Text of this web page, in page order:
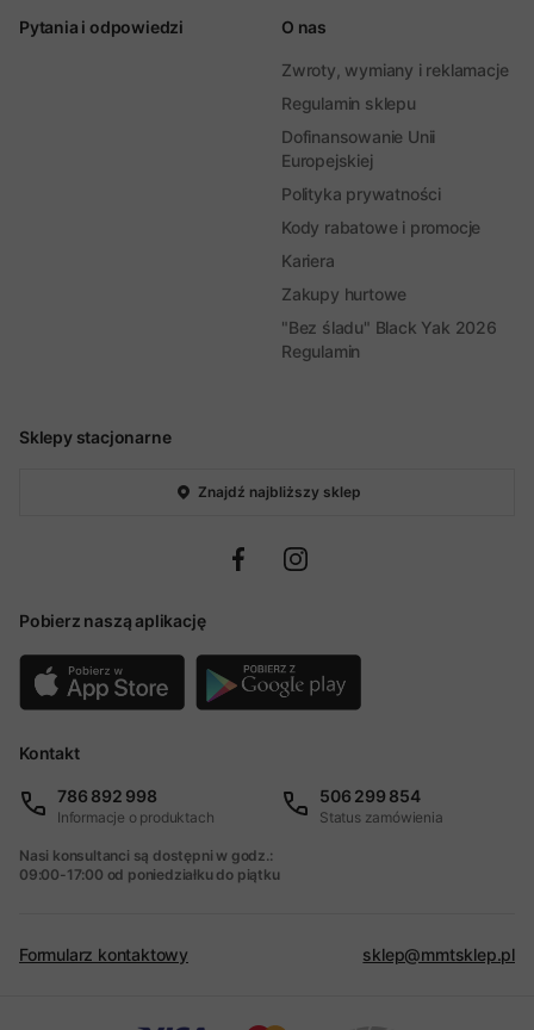
Sklepy stacjonarne
Znajdź najbliższy sklep
Pobierz naszą aplikację
Pytania i odpowiedzi O nas
Zwroty, wymiany i reklamacje
Regulamin sklepu
Dofinansowanie Unii
Europejskiej
Polityka prywatności
Kody rabatowe i promocje
Kariera
Zakupy hurtowe
"Bez śladu" Black Yak 2026
Regulamin
Kontakt
786 892 998
Informacje o produktach
506 299 854
Status zamówienia
Nasi konsultanci są dostępni w godz.:
09:00-17:00 od poniedziałku do piątku
Formularz kontaktowy sklep@mmtsklep.pl